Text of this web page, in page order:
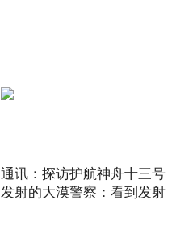
通讯：探访护航神舟十三号
发射的大漠警察：看到发射